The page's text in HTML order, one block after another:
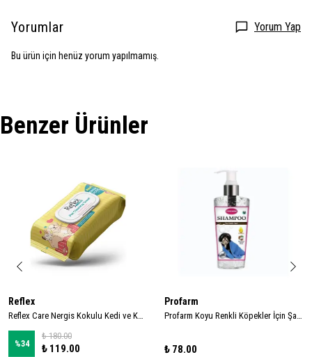
Yorumlar Yorum Yap
Bu ürün için henüz yorum yapılmamış.
Benzer Ürünler
Reflex
Reflex Care Nergis Kokulu Kedi ve Köpekler için Çok Amaçlı Hijyenik Temizleme Mendili (50'li)
%34
₺ 180.00
₺ 119.00
Profarm
Profarm Koyu Renkli Köpekler İçin Şampuanı 250ml
₺ 78.00